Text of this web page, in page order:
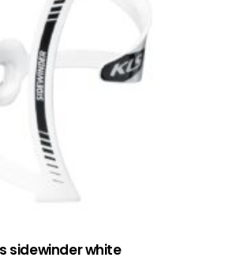
sidewinder white